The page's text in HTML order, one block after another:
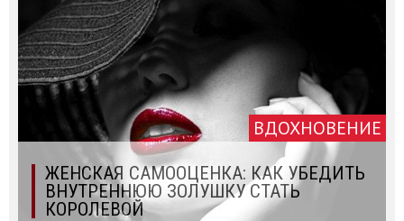
ВДОХНОВЕНИЕ
ЖЕНСКАЯ САМООЦЕНКА: КАК УБЕДИТЬ
ВНУТРЕННЮЮ ЗОЛУШКУ СТАТЬ
КОРОЛЕВОЙ